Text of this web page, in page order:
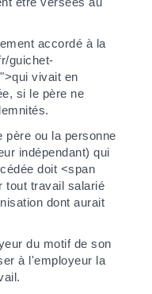
accordé à la
guichet-
vivait en
si le père ne
père ou la personne
indépendant) qui
doit <span
tout travail salarié
dont aurait
du motif de son
à l'employeur la